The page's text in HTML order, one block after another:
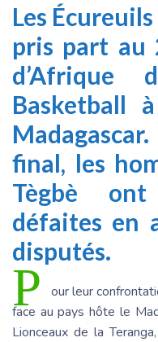
Les
pris part au
d’Afrique
Basketball
final, les
Tègbè
défaites en
disputés.
P
our leur
face au pays hôte le
Lionceaux de la